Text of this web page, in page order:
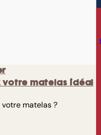
votre matelas idéal
matelas ?